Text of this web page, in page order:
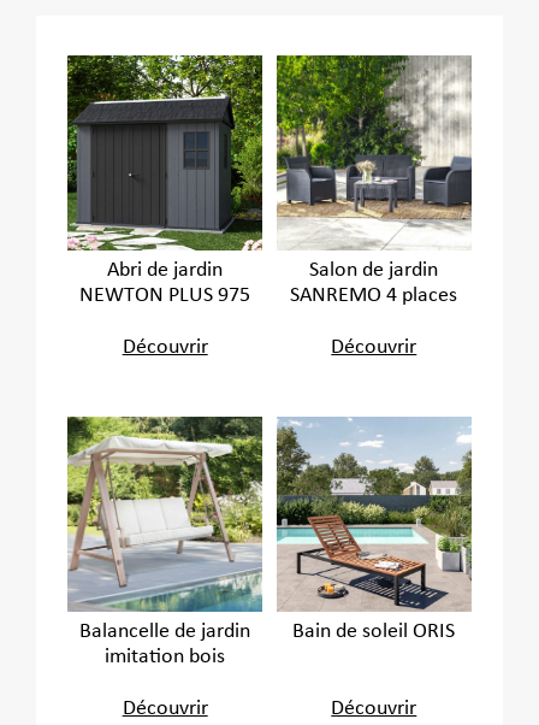
Abri de jardin
NEWTON PLUS 975
Découvrir
Salon de jardin
SANREMO 4 places
Découvrir
Balancelle de jardin
imitation bois
Découvrir
Bain de soleil ORIS
Découvrir